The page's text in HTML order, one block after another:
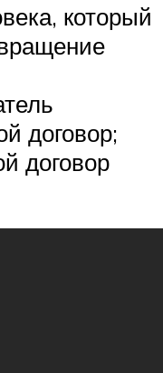
который
договор;
договор